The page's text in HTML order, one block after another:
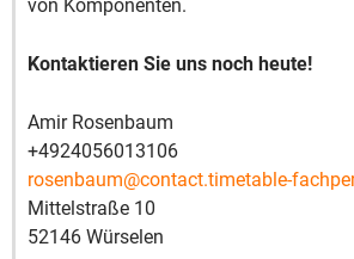
von Komponenten.
Kontaktieren Sie uns noch heute!
Amir Rosenbaum
+4924056013106
rosenbaum@contact.timetable-
Mittelstraße 10
52146 Würselen